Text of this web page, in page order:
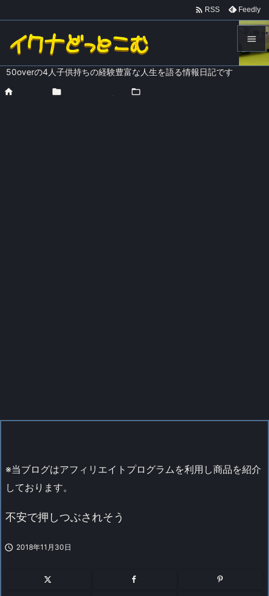
50overの4人子供持ちの経験豊富な人生を語る情報日記です


 RSS Feedly
  
※当ブログはアフィリエイトプログラムを利用し商品を紹介
しております。
不安で押しつぶされそう
 2018年11月30日